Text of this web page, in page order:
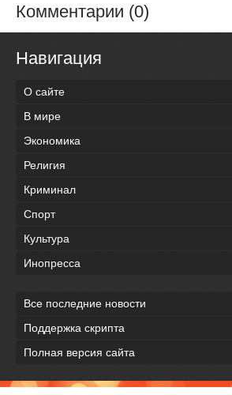
Комментарии (0)
Навигация
О сайте
В мире
Экономика
Религия
Криминал
Спорт
Культура
Инопресса
Все последние новости
Поддержка скрипта
Полная версия сайта